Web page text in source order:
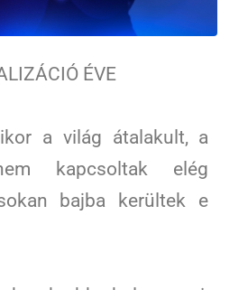
ÉVE
a világ átalakult, a
kapcsoltak elég
bajba kerültek e